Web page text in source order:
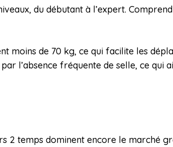
du débutant à l’expert.
moins de 70 kg, ce qui facilite les
l’absence fréquente de selle, ce qui
2 temps dominent encore le marché